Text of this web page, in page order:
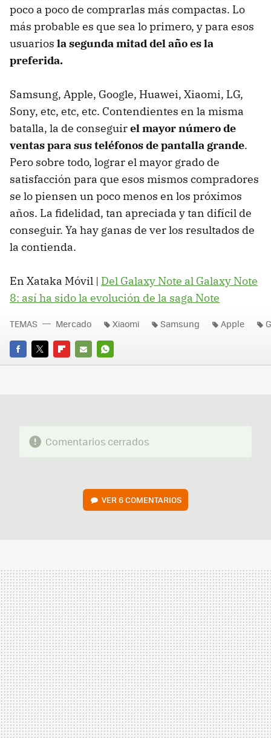
poco a poco de comprarlas más compactas. Lo
más probable es que sea lo primero, y para esos
usuarios la segunda mitad del año es la
preferida.
Samsung, Apple, Google, Huawei, Xiaomi, LG,
Sony, etc, etc, etc. Contendientes en la misma
batalla, la de conseguirel mayor número de
ventas para sus teléfonos de pantalla grande.
Pero sobre todo, lograr el mayor grado de
satisfacción para que esos mismos compradores
se lo piensen un poco menos en los próximos
años. La fidelidad, tan apreciada y tan difícil de
conseguir. Ya hay ganas de ver los resultados de
la contienda.
En Xataka Móvil | Del Galaxy Note al Galaxy Note
8: así ha sido la evolución de la saga Note
FACEBOOK
TWITTERFLIPBOARD
E-
WHATSAPP
TEMAS Mercado Xiaomi Samsung Apple
Comentarios cerrados
VER6 COMENTARIOS